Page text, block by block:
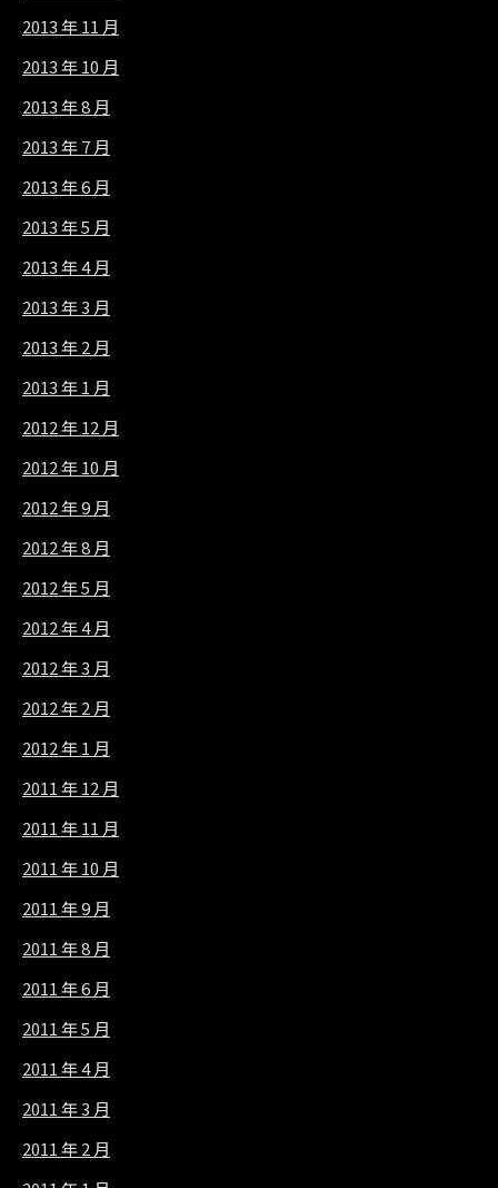
2013 年 11 月
2013 年 10 月
2013 年 8 月
2013 年 7 月
2013 年 6 月
2013 年 5 月
2013 年 4 月
2013 年 3 月
2013 年 2 月
2013 年 1 月
2012 年 12 月
2012 年 10 月
2012 年 9 月
2012 年 8 月
2012 年 5 月
2012 年 4 月
2012 年 3 月
2012 年 2 月
2012 年 1 月
2011 年 12 月
2011 年 11 月
2011 年 10 月
2011 年 9 月
2011 年 8 月
2011 年 6 月
2011 年 5 月
2011 年 4 月
2011 年 3 月
2011 年 2 月